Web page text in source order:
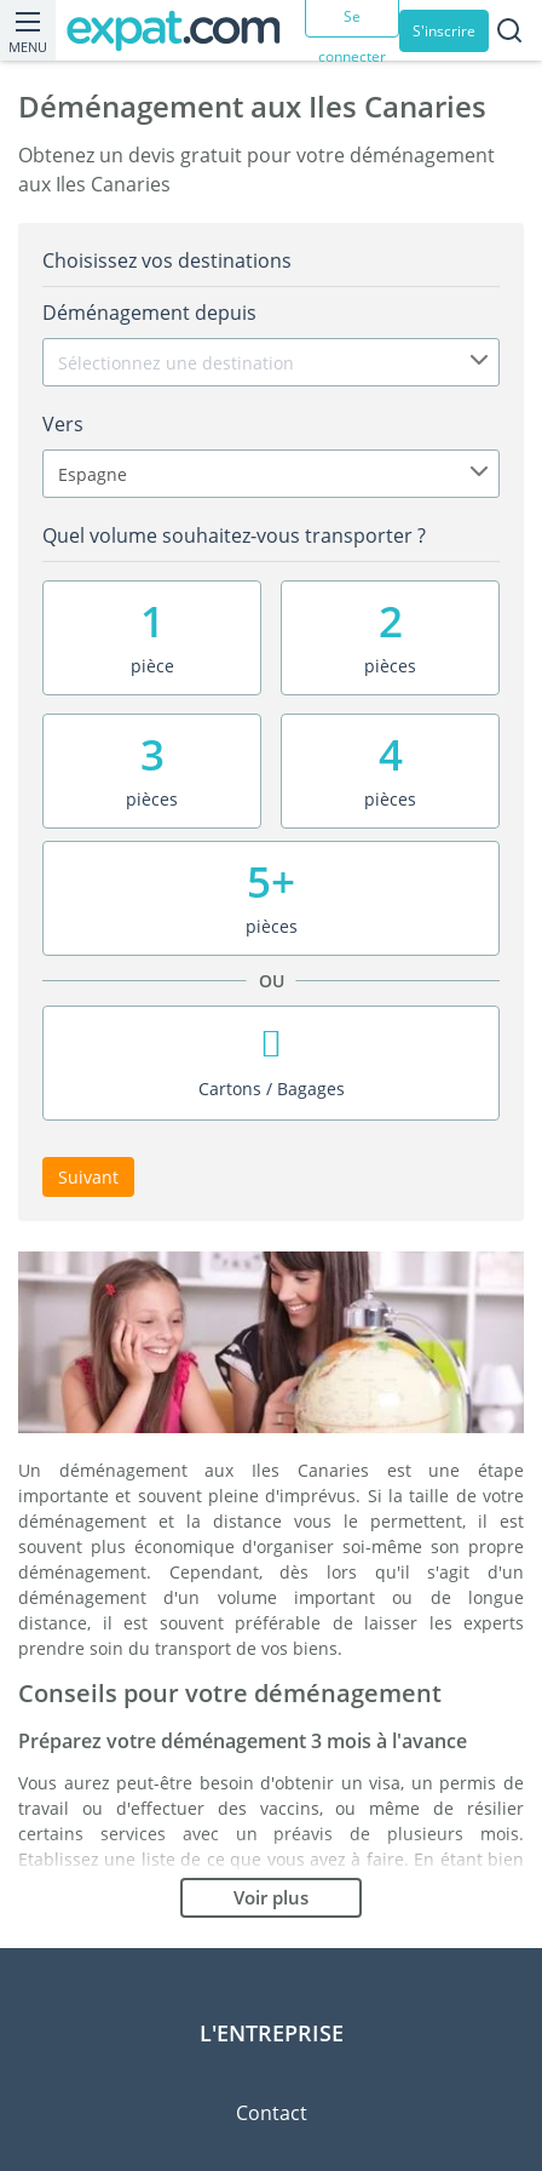
MENU
Se
connecter
S'inscrire
Déménagement aux Iles Canaries
Obtenez un devis gratuit pour votre déménagement
aux Iles Canaries
Choisissez vos destinations
Déménagement depuis
Sélectionnez une destination
Vers
Espagne
Quel volume souhaitez-vous transporter ?
1
pièce
2
pièces
3
pièces
4
pièces
5+
pièces
OU
Cartons / Bagages
Suivant
Un déménagement aux Iles Canaries est une étape
importante et souvent pleine d'imprévus. Si la taille de votre
déménagement et la distance vous le permettent, il est
souvent plus économique d'organiser soi-même son propre
déménagement. Cependant, dès lors qu'il s'agit d'un
déménagement d'un volume important ou de longue
distance, il est souvent préférable de laisser les experts
prendre soin du transport de vos biens.
Conseils pour votre déménagement
Préparez votre déménagement 3 mois à l'avance
Vous aurez peut-être besoin d'obtenir un visa, un permis de
travail ou d'effectuer des vaccins, ou même de résilier
certains services avec un préavis de plusieurs mois.
Etablissez une liste de ce que vous avez à faire. En étant bien
organisé, vous vous assurez du bon déroulement de votre
Choisissez le bon déménageur
régulation indépendants tels que la FIDI vous permettront
qualité internes, la variété des emballages disponibles ainsi
Voir plus
L'ENTREPRISE
Contact